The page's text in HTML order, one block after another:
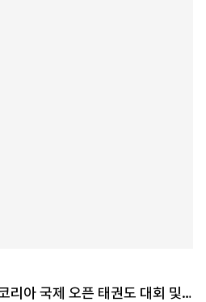
리아 국제 오픈 태권도 대회 및